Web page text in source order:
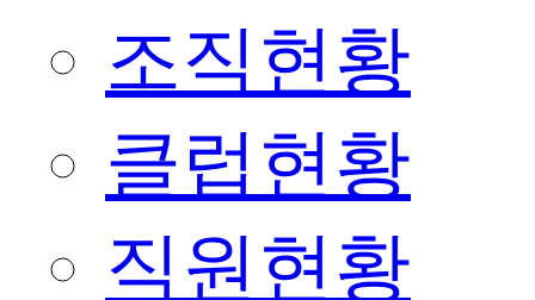
조직현황
클럽현황
직원현황